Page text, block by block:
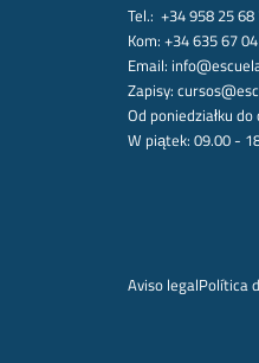
Tel.: +34 958 25 68
Kom: +34 635 67
Email:
Zapisy:
Od poniedziałku
W piątek: 09.00 -
Aviso legalPolítica